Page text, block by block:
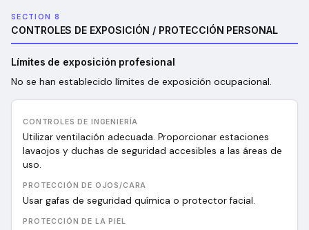
SECTION 8
CONTROLES DE EXPOSICIÓN / PROTECCIÓN PERSONAL
Límites de exposición profesional
No se han establecido límites de exposición ocupacional.
CONTROLES DE INGENIERÍA
Utilizar ventilación adecuada. Proporcionar estaciones
lavaojos y duchas de seguridad accesibles a las áreas de
uso.
PROTECCIÓN DE OJOS/CARA
Usar gafas de seguridad química o protector facial.
PROTECCIÓN DE LA PIEL